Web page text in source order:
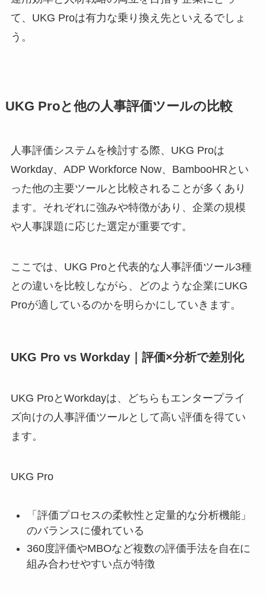
て、UKG Proは有力な乗り換え先といえるでしょ
う。
UKG Proと他の人事評価ツールの比較
人事評価システムを検討する際、UKG Proは
Workday、ADP Workforce Now、BambooHRとい
った他の主要ツールと比較されることが多くあり
ます。それぞれに強みや特徴があり、企業の規模
や人事課題に応じた選定が重要です。
ここでは、UKG Proと代表的な人事評価ツール3種
との違いを比較しながら、どのような企業にUKG
Proが適しているのかを明らかにしていきます。
UKG Pro vs Workday｜評価×分析で差別化
UKG ProとWorkdayは、どちらもエンタープライ
ズ向けの人事評価ツールとして高い評価を得てい
ます。
UKG Pro
「評価プロセスの柔軟性と定量的な分析機能」
のバランスに優れている
360度評価やMBOなど複数の評価手法を自在に
組み合わせやすい点が特徴